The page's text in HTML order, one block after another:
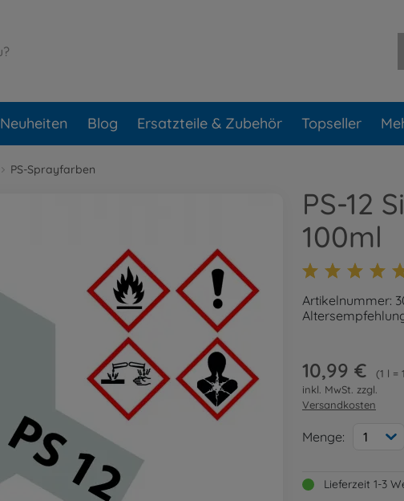
Neuheiten Blog Ersatzteile & Zubehör Topseller
PS-Sprayfarben
PS-12
100ml
Artikelnummer:
10,99 €
1 l =
inkl. MwSt. zzgl.
Versandkosten
Menge: 1
Lieferzeit 1-3